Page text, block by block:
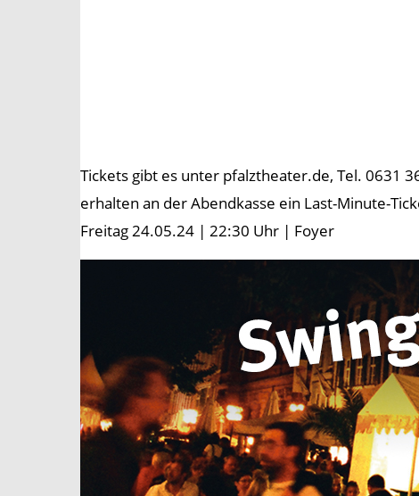
Tickets gibt es unter pfalztheater.de, Tel. 0631
erhalten an der Abendkasse ein Last-Minute-
Freitag 24.05.24 | 22:30 Uhr | Foyer